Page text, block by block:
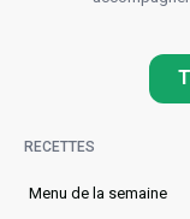
RECETTES
Menu de la semaine​